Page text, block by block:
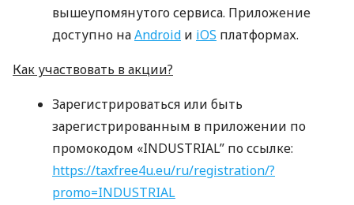
вышеупомянутого сервиса. Приложение
доступно наAndroid и iOS платформах.
Как участвовать в акции?
Зарегистрироваться или быть
зарегистрированным в приложении по
промокодом «INDUSTRIAL” по ссылке:
https://taxfree4u.eu/ru/registration/?
promo=INDUSTRIAL